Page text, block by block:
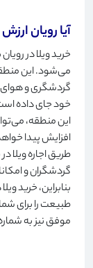
آیا رویان
خرید ویلا در
می‌شود. این
گردشگری و هوای
خود جای داده است.
این منطقه،
افزایش پیدا
طریق اجاره ویلا
گردشگران و
بنابراین، خرید
طبیعت را برای
موفق نیز به